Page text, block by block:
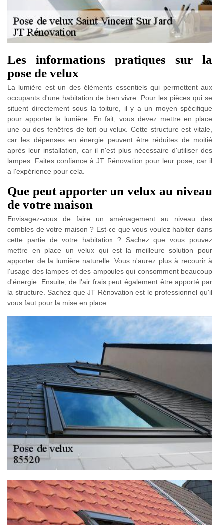
Les informations pratiques sur la
pose de velux
La lumière est un des éléments essentiels qui permettent aux
occupants d'une habitation de bien vivre. Pour les pièces qui se
situent directement sous la toiture, il y a un moyen spécifique
pour apporter la lumière. En fait, vous devez mettre en place
une ou des fenêtres de toit ou velux. Cette structure est vitale,
car les dépenses en énergie peuvent être réduites de moitié
après leur installation, car il n'est plus nécessaire d'utiliser des
lampes. Faites confiance à JT Rénovation pour leur pose, car il
a l'expérience pour cela.
Que peut apporter un velux au niveau
de votre maison
Envisagez-vous de faire un aménagement au niveau des
combles de votre maison ? Est-ce que vous voulez habiter dans
cette partie de votre habitation ? Sachez que vous pouvez
mettre en place un velux qui est la meilleure solution pour
apporter de la lumière naturelle. Vous n'aurez plus à recourir à
l'usage des lampes et des ampoules qui consomment beaucoup
d'énergie. Ensuite, de l'air frais peut également être apporté par
la structure. Sachez que JT Rénovation est le professionnel qu'il
vous faut pour la mise en place.